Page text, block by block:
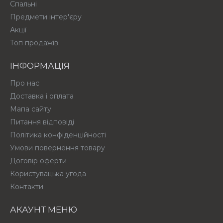
Спальні
Предмети інтер'єру
Акції
Топ продажів
ІНФОРМАЦІЯ
Про нас
Доставка і оплата
Мапа сайту
Питання відповіді
Політика конфіденційності
Умови повернення товару
Договір оферти
Користувацька угода
Контакти
АКАУНТ МЕНЮ